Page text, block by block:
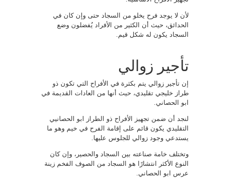
لأن لا يوجد فرح يخلو من السجاد حتى وإن كان في
الحدائق، حيث أن الكثير من الأفراد يُفضلون وضع
السجاد يكون له شكل قيم.
تأجير زوالي
إن تأجير زوالي يتم بكثرة في الأفراح التي تكون ذو
طراز خليجي تقليدي، حيث أنها من العادات القديمة في
ابو الحصاني.
لنجد أن ضمن تجهيز الأفراح ذو الطراز ابو الحصانيي
التقليدي يكون قائم على إقامة الفرح في خيم وهو ما
يستدعي وجود زوالي للجلوس عليها.
وتختلف خامة صناعته بين السجاد والحصير، وإن كان
النوع الأكثر انتشارًا هو السجاد من الصوف الفخم زينة
عرس ابو الحصاني.